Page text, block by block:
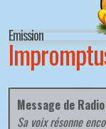
Emission
Message de
Sa voix résonne